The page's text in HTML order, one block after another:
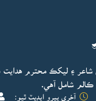
شاعر ۽ ليکڪ محترم
آخري ڀيرو اپڊيٽ ٿيو: